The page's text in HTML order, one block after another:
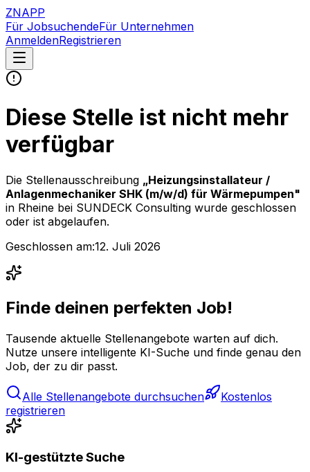
ZNAPP
Für JobsuchendeFür Unternehmen
AnmeldenRegistrieren
Diese Stelle ist nicht mehr
verfügbar
Die Stellenausschreibung „Heizungsinstallateur /
Anlagenmechaniker SHK (m/w/d) für Wärmepumpen"
in Rheine bei SUNDECK Consulting wurde geschlossen
oder ist abgelaufen.
Geschlossen am:12. Juli 2026
Finde deinen perfekten Job!
Tausende aktuelle Stellenangebote warten auf dich.
Nutze unsere intelligente KI-Suche und finde genau den
Job, der zu dir passt.
Alle Stellenangebote durchsuchen
Kostenlos
registrieren
KI-gestützte Suche